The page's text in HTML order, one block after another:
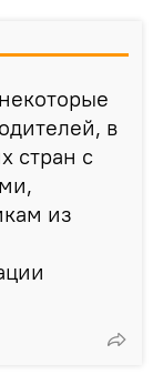
в
стран с
из